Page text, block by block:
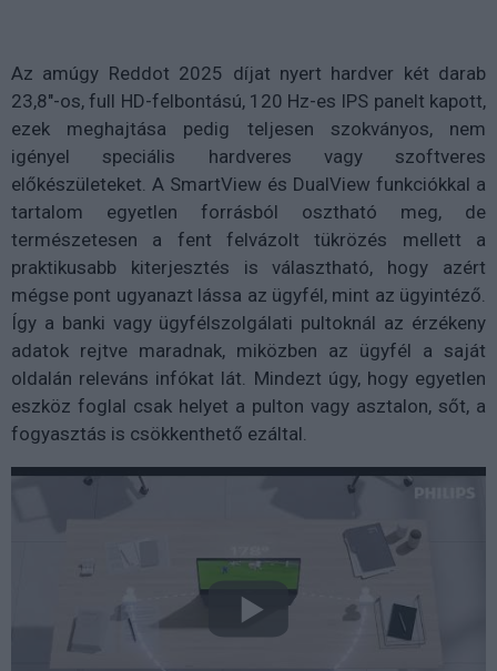
Az amúgy Reddot 2025 díjat nyert hardver két darab
23,8"-os, full HD-felbontású, 120 Hz-es IPS panelt kapott,
ezek meghajtása pedig teljesen szokványos, nem
igényel speciális hardveres vagy szoftveres
előkészületeket. A SmartView és DualView funkciókkal a
tartalom egyetlen forrásból osztható meg, de
természetesen a fent felvázolt tükrözés mellett a
praktikusabb kiterjesztés is választható, hogy azért
mégse pont ugyanazt lássa az ügyfél, mint az ügyintéző.
Így a banki vagy ügyfélszolgálati pultoknál az érzékeny
adatok rejtve maradnak, miközben az ügyfél a saját
oldalán releváns infókat lát. Mindezt úgy, hogy egyetlen
eszköz foglal csak helyet a pulton vagy asztalon, sőt, a
fogyasztás is csökkenthető ezáltal.